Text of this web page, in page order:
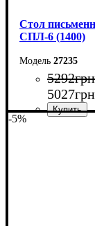
Стол
СПЛ-6 (1400)
27235
5292грн
5027грн
-5%